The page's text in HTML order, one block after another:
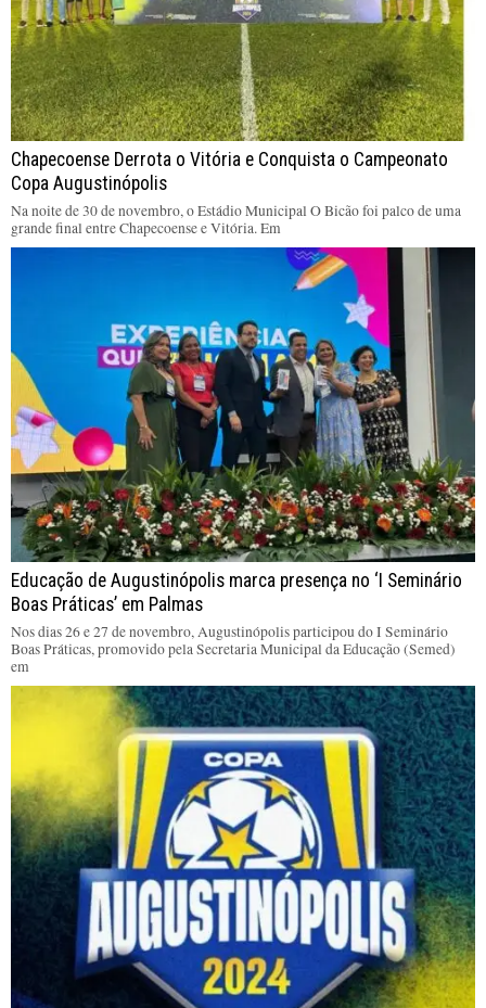
Chapecoense Derrota o Vitória e Conquista o Campeonato
Copa Augustinópolis
Na noite de 30 de novembro, o Estádio Municipal O Bicão foi palco de uma
grande final entre Chapecoense e Vitória. Em
Educação de Augustinópolis marca presença no ‘I Seminário
Boas Práticas’ em Palmas
Nos dias 26 e 27 de novembro, Augustinópolis participou do I Seminário
Boas Práticas, promovido pela Secretaria Municipal da Educação (Semed)
em